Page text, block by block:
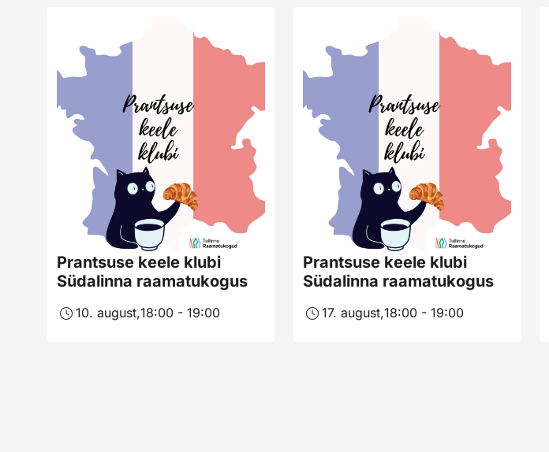
Prantsuse keele klubi
Südalinna raamatukogus
10. august,18:00 - 19:00
Prantsuse keele klubi
Südalinna raamatukogus
17. august,18:00 - 19:00